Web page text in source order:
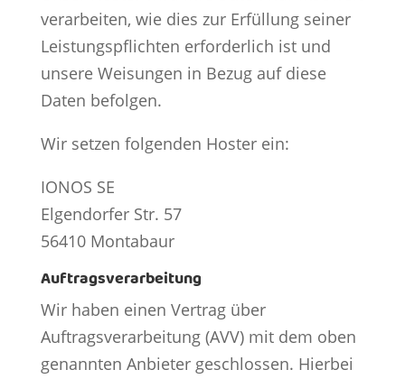
verarbeiten, wie dies zur Erfüllung seiner
Leistungspflichten erforderlich ist und
unsere Weisungen in Bezug auf diese
Daten befolgen.
Wir setzen folgenden Hoster ein:
IONOS SE
Elgendorfer Str. 57
56410 Montabaur
Auftragsverarbeitung
Wir haben einen Vertrag über
Auftragsverarbeitung (AVV) mit dem oben
genannten Anbieter geschlossen. Hierbei